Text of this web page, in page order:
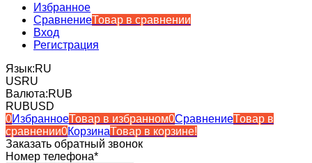
Избранное
СравнениеТовар в сравнении
Вход
Регистрация
Язык:RU
USRU
Валюта:RUB
RUBUSD
0ИзбранноеТовар в избранном0СравнениеТовар в
сравнении0КорзинаТовар в корзине!
Заказать обратный звонок
Номер телефона*